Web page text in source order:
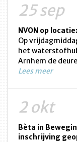
25 sep
NVON op
Op
het
Arnhem de
Lees meer
2 okt
Bèta in
inschrijving